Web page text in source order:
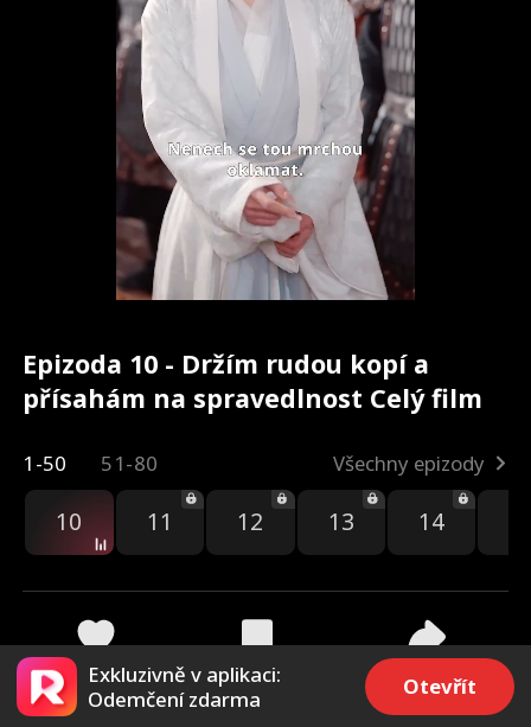
Epizoda 10 - Držím rudou kopí a
přísahám na spravedlnost Celý film
1-50 51-80 Všechny epizody
10 11 12 13 14
3.8k 15k Sdílet
Exkluzivně v aplikaci:
Odemčení zdarma
Otevřít